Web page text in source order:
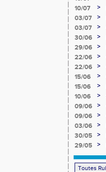
10/07
>
03/07 >
03/07
>
30/06 >
29/06
>
22/06
>
22/06
>
15/06
>
15/06
>
10/06
>
09/06
>
09/06
>
03/06
>
30/05
>
29/05
>